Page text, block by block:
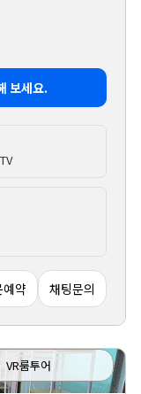
보세요.
예약 채팅문의
VR룸투어